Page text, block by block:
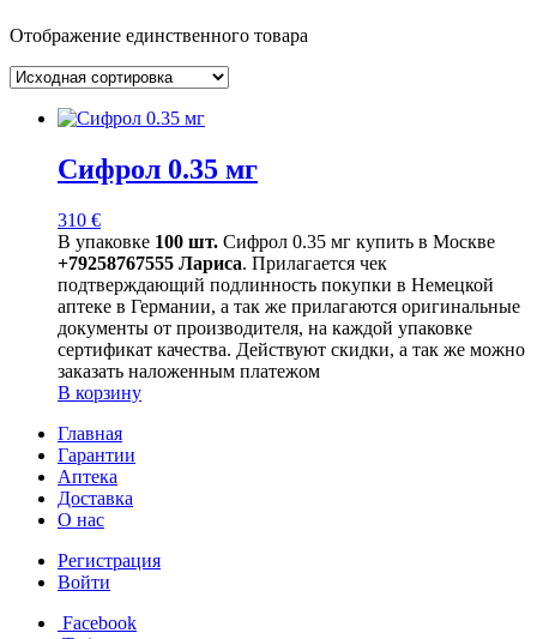
Отображение единственного товара
Сифрол 0.35 мг
310 €
В упаковке 100 шт. Сифрол 0.35 мг купить в Москве
+79258767555 Лариса. Прилагается чек
подтверждающий подлинность покупки в Немецкой
аптеке в Германии, а так же прилагаются оригинальные
документы от производителя, на каждой упаковке
сертификат качества. Действуют скидки, а так же можно
заказать наложенным платежом
В корзину
Главная
Гарантии
Аптека
Доставка
О нас
Регистрация
Войти
Facebook